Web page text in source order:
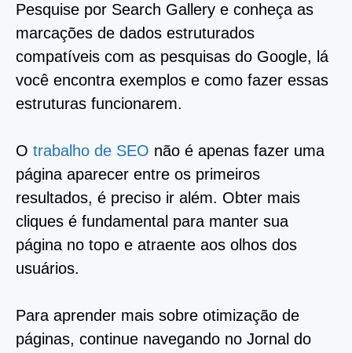
Pesquise por Search Gallery e conheça as
marcações de dados estruturados
compatíveis com as pesquisas do Google, lá
você encontra exemplos e como fazer essas
estruturas funcionarem.
O trabalho de SEO não é apenas fazer uma
página aparecer entre os primeiros
resultados, é preciso ir além. Obter mais
cliques é fundamental para manter sua
página no topo e atraente aos olhos dos
usuários.
Para aprender mais sobre otimização de
páginas, continue navegando no Jornal do